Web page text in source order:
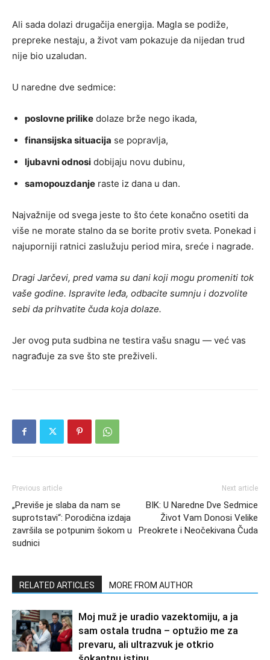
Ali sada dolazi drugačija energija. Magla se podiže,
prepreke nestaju, a život vam pokazuje da nijedan trud
nije bio uzaludan.
U naredne dve sedmice:
poslovne prilike dolaze brže nego ikada,
finansijska situacija se popravlja,
ljubavni odnosi dobijaju novu dubinu,
samopouzdanje raste iz dana u dan.
Najvažnije od svega jeste to što ćete konačno osetiti da
više ne morate stalno da se borite protiv sveta. Ponekad i
najuporniji ratnici zaslužuju period mira, sreće i nagrade.
Dragi Jarčevi, pred vama su dani koji mogu promeniti tok
vaše godine. Ispravite leđa, odbacite sumnju i dozvolite
sebi da prihvatite čuda koja dolaze.
Jer ovog puta sudbina ne testira vašu snagu — već vas
nagrađuje za sve što ste preživeli.
Previous article
„Previše je slaba da nam se
suprotstavi“: Porodična izdaja
završila se potpunim šokom u
sudnici
Next article
BIK: U Naredne Dve Sedmice
Život Vam Donosi Velike
Preokrete i Neočekivana Čuda
RELATED ARTICLES MORE FROM AUTHOR
Moj muž je uradio vazektomiju, a ja
sam ostala trudna – optužio me za
prevaru, ali ultrazvuk je otkrio